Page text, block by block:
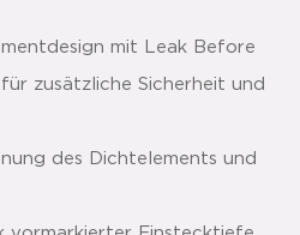
mit Leak Before
zusätzliche Sicherheit und
des Dichtelements und